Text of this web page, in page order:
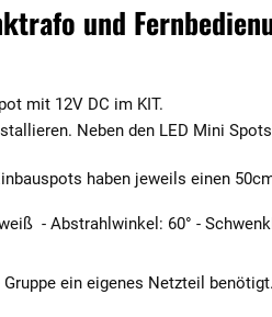
und
mit 12V DC im KIT.
Neben den LED Mini
haben jeweils einen
- Abstrahlwinkel: 60° -
ein eigenes Netzteil benötigt.